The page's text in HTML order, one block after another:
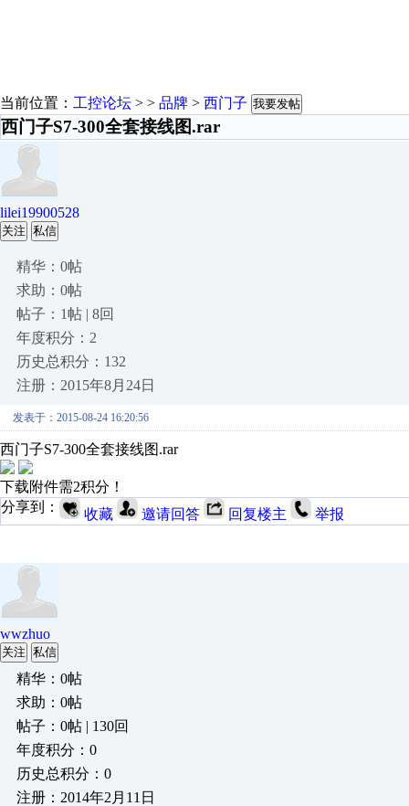
当前位置： 工控论坛 > > 品牌 > 西门子 我要发帖
西门子S7-300全套接线图.rar
lilei19900528
关注 私信
精华：0帖
求助：0帖
帖子：1帖 | 8回
年度积分：2
历史总积分：132
注册：2015年8月24日
发表于：2015-08-24 16:20:56
西门子S7-300全套接线图.rar
下载附件需2积分！
分享到：
收藏 邀请回答 回复楼主 举报
wwzhuo
关注 私信
精华：0帖
求助：0帖
帖子：0帖 | 130回
年度积分：0
历史总积分：0
注册：2014年2月11日